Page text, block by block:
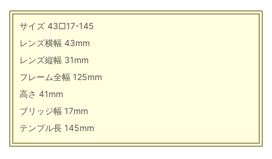
サイズ 43□17-145
レンズ横幅 43mm
レンズ縦幅 31mm
フレーム全幅 125mm
高さ 41mm
ブリッジ幅 17mm
テンプル長 145mm